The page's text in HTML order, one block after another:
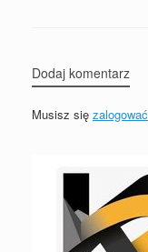
Dodaj komentarz
Musisz się zalogować